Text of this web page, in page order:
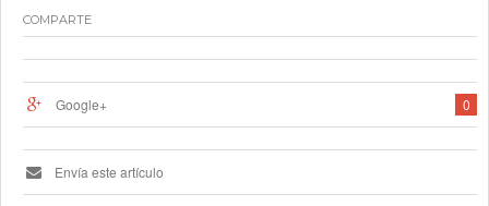
COMPARTE
0
Google+
Envía este artículo